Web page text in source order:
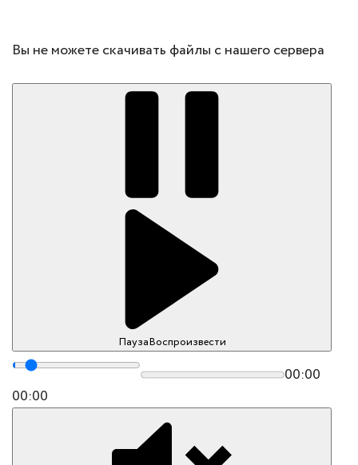
Вы не можете скачивать файлы с нашего сервера
ПаузаВоспроизвести
00:00
00:00